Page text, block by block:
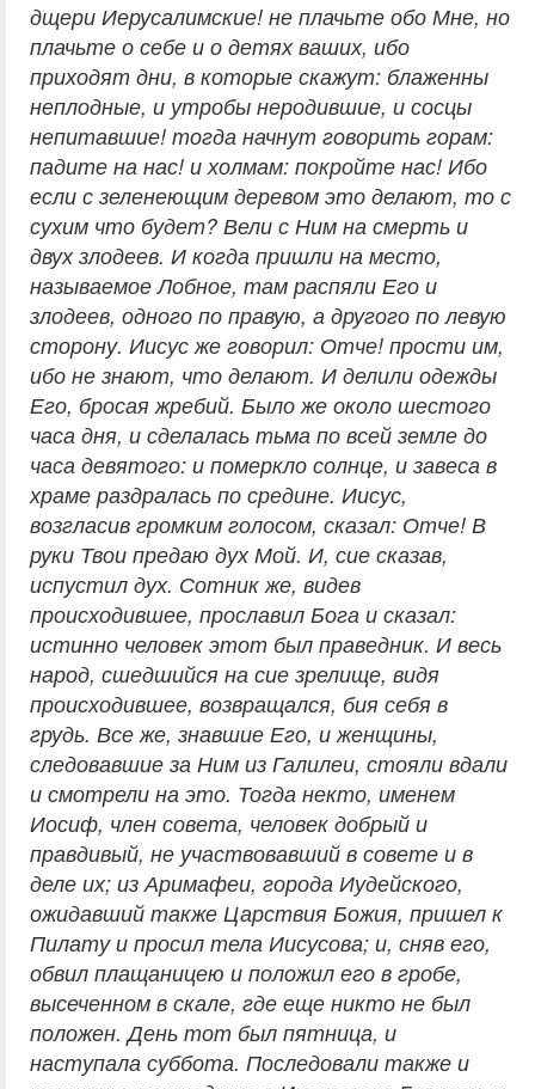
дщери Иерусалимские! не плачьте обо Мне, но
плачьте о себе и о детях ваших, ибо
приходят дни, в которые скажут: блаженны
неплодные, и утробы неродившие, и сосцы
непитавшие! тогда начнут говорить горам:
падите на нас! и холмам: покройте нас! Ибо
если с зеленеющим деревом это делают, то с
сухим что будет? Вели с Ним на смерть и
двух злодеев. И когда пришли на место,
называемое Лобное, там распяли Его и
злодеев, одного по правую, а другого по левую
сторону. Иисус же говорил: Отче! прости им,
ибо не знают, что делают. И делили одежды
Его, бросая жребий. Было же около шестого
часа дня, и сделалась тьма по всей земле до
часа девятого: и померкло солнце, и завеса в
храме раздралась по средине. Иисус,
возгласив громким голосом, сказал: Отче! В
руки Твои предаю дух Мой. И, сие сказав,
испустил дух. Сотник же, видев
происходившее, прославил Бога и сказал:
истинно человек этот был праведник. И весь
народ, сшедшийся на сие зрелище, видя
происходившее, возвращался, бия себя в
грудь. Все же, знавшие Его, и женщины,
следовавшие за Ним из Галилеи, стояли вдали
и смотрели на это. Тогда некто, именем
Иосиф, член совета, человек добрый и
правдивый, не участвовавший в совете и в
деле их; из Аримафеи, города Иудейского,
ожидавший также Царствия Божия, пришел к
Пилату и просил тела Иисусова; и, сняв его,
обвил плащаницею и положил его в гробе,
высеченном в скале, где еще никто не был
положен. День тот был пятница, и
наступала суббота. Последовали также и